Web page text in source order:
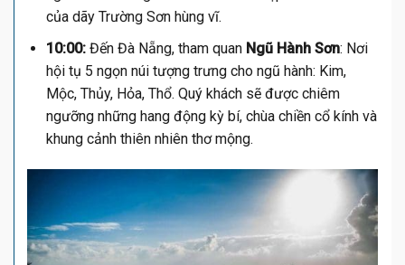
của dãy Trường Sơn hùng vĩ.
10:00:Đến Đà Nẵng, tham quan Ngũ Hành Sơn: Nơi
hội tụ 5 ngọn núi tượng trưng cho ngũ hành: Kim,
Mộc, Thủy, Hỏa, Thổ. Quý khách sẽ được chiêm
ngưỡng những hang động kỳ bí, chùa chiền cổ kính và
khung cảnh thiên nhiên thơ mộng.